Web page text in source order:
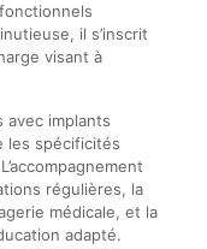
il s’inscrit
visant à
avec implants
les spécificités
régulières, la
médicale, et la
adapté.